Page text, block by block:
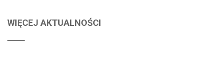
WIĘCEJ AKTUALNOŚCI